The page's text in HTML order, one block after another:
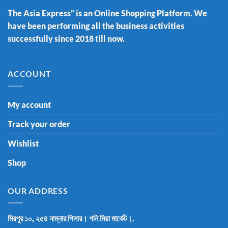
The Asia Express” is an Online Shopping Platform. We
have been performing all the business activities
successfully since 2018 till now.
ACCOUNT
My account
Track your order
Wishlist
Shop
OUR ADDRESS
মিরপুর ১০, ২৫৪ নাম্নার পিলার। গনি মিয়া মার্কেট।.